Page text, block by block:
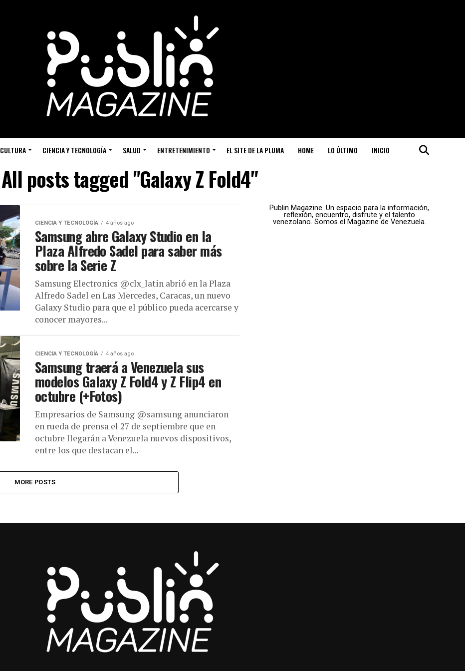
CULTURA CIENCIA Y TECNOLOGÍA SALUD ENTRETENIMIENTO EL SITE DE LA PLUMA HOME LO ÚLTIMO INICIO
All posts tagged "Galaxy Z Fold4"
CIENCIA Y TECNOLOGÍA 4 años ago
Samsung abre Galaxy Studio en la
Plaza Alfredo Sadel para saber más
sobre la Serie Z
Samsung Electronics @clx_latin abrió en la Plaza
Alfredo Sadel en Las Mercedes, Caracas, un nuevo
Galaxy Studio para que el público pueda acercarse y
conocer mayores...
CIENCIA Y TECNOLOGÍA 4 años ago
Samsung traerá a Venezuela sus
modelos Galaxy Z Fold4 y Z Flip4 en
octubre (+Fotos)
Empresarios de Samsung @samsung anunciaron
en rueda de prensa el 27 de septiembre que en
octubre llegarán a Venezuela nuevos dispositivos,
entre los que destacan el...
MORE POSTS
Publin Magazine. Un espacio para la información,
reflexión, encuentro, disfrute y el talento
venezolano. Somos el Magazine de Venezuela.